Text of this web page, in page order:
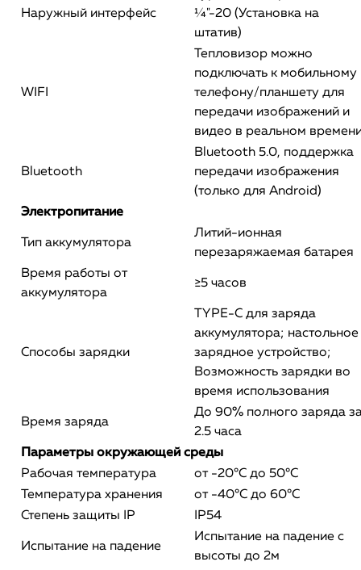
Наружный интерфейс
¼"-20 (Установка на
штатив)
WIFI
Тепловизор можно
подключать к мобильному
телефону/планшету для
передачи изображений и
видео в реальном
Bluetooth
Bluetooth 5.0, поддержка
передачи изображения
(только для Android)
Электропитание
Тип аккумулятора
Литий-ионная
перезаряжаемая батарея
Время работы от
аккумулятора
≥5 часов
Способы зарядки
TYPE-C для заряда
аккумулятора; настольное
зарядное устройство;
Возможность зарядки во
время использования
Время заряда
До 90% полного заряда
2.5 часа
Параметры окружающей среды
Рабочая температура
от -20°C до 50°C
Температура хранения
от -40°C до 60°C
Степень защиты IP
IP54
Испытание на падение
Испытание на падение с
высоты до 2м